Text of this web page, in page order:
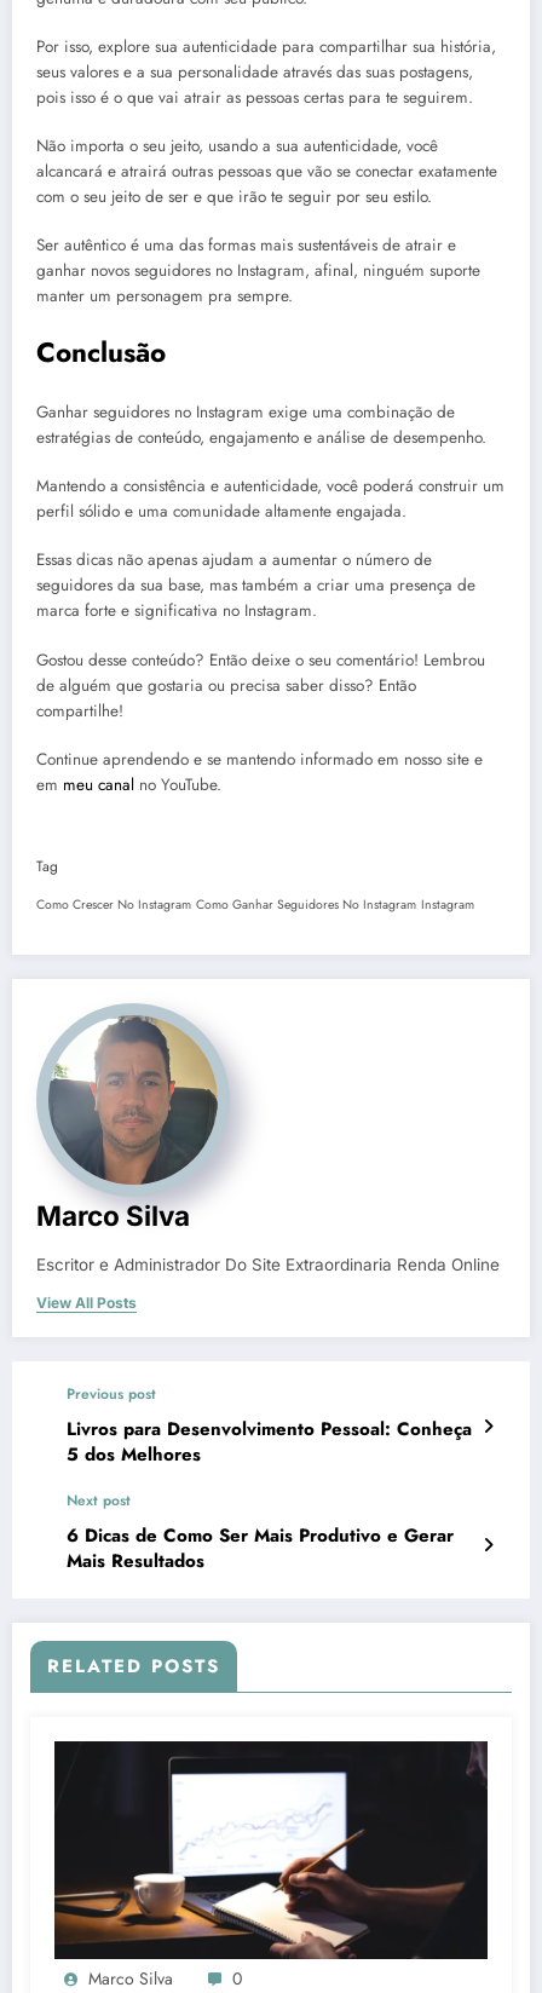
Por isso, explore sua autenticidade para compartilhar sua história,
seus valores e a sua personalidade através das suas postagens,
pois isso é o que vai atrair as pessoas certas para te seguirem.
Não importa o seu jeito, usando a sua autenticidade, você
alcancará e atrairá outras pessoas que vão se conectar exatamente
com o seu jeito de ser e que irão te seguir por seu estilo.
Ser autêntico é uma das formas mais sustentáveis de atrair e
ganhar novos seguidores no Instagram, afinal, ninguém suporte
manter um personagem pra sempre.
Conclusão
Ganhar seguidores no Instagram exige uma combinação de
estratégias de conteúdo, engajamento e análise de desempenho.
Mantendo a consistência e autenticidade, você poderá construir um
perfil sólido e uma comunidade altamente engajada.
Essas dicas não apenas ajudam a aumentar o número de
seguidores da sua base, mas também a criar uma presença de
marca forte e significativa no Instagram.
Gostou desse conteúdo? Então deixe o seu comentário! Lembrou
de alguém que gostaria ou precisa saber disso? Então
compartilhe!
Continue aprendendo e se mantendo informado em nosso site e
em meu canal no YouTube.
5 Super Livros
Para o
7 Melhores
Tag
Como Crescer No Instagram Como Ganhar Seguidores No Instagram Instagram
Marco Silva
Escritor e Administrador Do Site Extraordinaria Renda Online
View All Posts
Previous post
Livros para Desenvolvimento Pessoal: Conheça
5 dos Melhores
Next post
6 Dicas de Como Ser Mais Produtivo e Gerar
Mais Resultados
RELATED POSTS
Marco Silva 0